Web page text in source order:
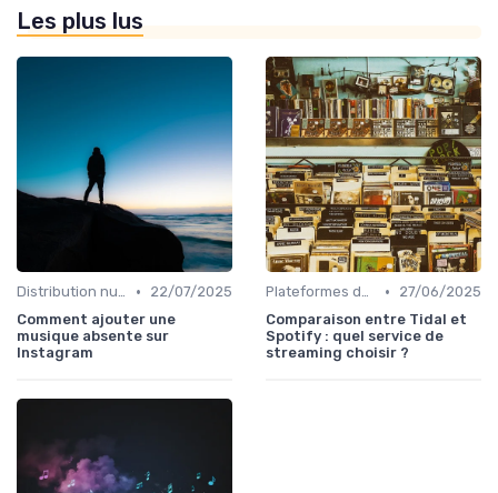
Les plus lus
Distribution numérique •
22/07/2025
Comment ajouter une
musique absente sur
Instagram
Plateformes de streaming •
27/06/2025
Comparaison entre Tidal et
Spotify : quel service de
streaming choisir ?